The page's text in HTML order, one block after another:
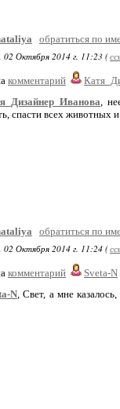
обратиться по
02 Октября 2014 г. 11:23 (
комментарий
,
спасти всех животных
обратиться по
02 Октября 2014 г. 11:24 (
комментарий
Sveta-N
N, Свет, а мне